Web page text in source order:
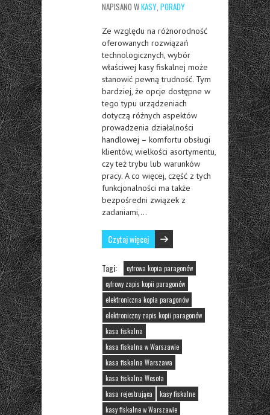
NAPISANO WKASY, PORADY
Ze względu na różnorodność
oferowanych rozwiązań
technologicznych, wybór
właściwej kasy fiskalnej może
stanowić pewną trudność. Tym
bardziej, że opcje dostępne w
tego typu urządzeniach
dotyczą różnych aspektów
prowadzenia działalności
handlowej – komfortu obsługi
klientów, wielkości asortymentu,
czy też trybu lub warunków
pracy. A co więcej, część z tych
funkcjonalności ma także
bezpośredni związek z
zadaniami,…
Czytaj więcej
Tagi:
cyfrowa kopia paragonów
cyfrowy zapis kopii paragonów
elektroniczna kopia paragonów
elektroniczny zapis kopii paragonów
kasa fiskalna
kasa fiskalna w Warszawie
kasa fiskalna Warszawa
kasa fiskalna Wesoła
kasa rejestrująca
kasy fiskalne
kasy fiskalne w Warszawie